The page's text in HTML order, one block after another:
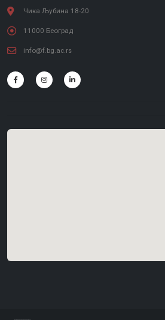
Чика Љубина 18-20
11000 Београд
info@f.bg.ac.rs